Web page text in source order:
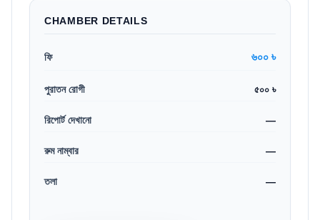
CHAMBER DETAILS
ফি ৬০০ ৳
পুরাতন রোগী ৫০০ ৳
রিপোর্ট দেখানো —
রুম নাম্বার —
তলা —